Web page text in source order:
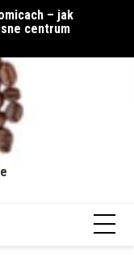
– jak
centrum